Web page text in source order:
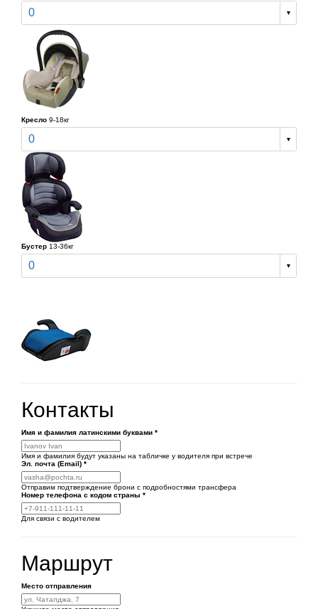
0
Кресло 9-18кг
0
Бустер 13-36кг
0
Контакты
Имя и фамилия латинскими буквами *
Имя и фамилия будут указаны на табличке у водителя при встрече
Эл. почта (Email) *
Отправим подтверждение брони с подробностями трансфера
Номер телефона с кодом страны *
Для связи с водителем
Маршрут
Место отправления